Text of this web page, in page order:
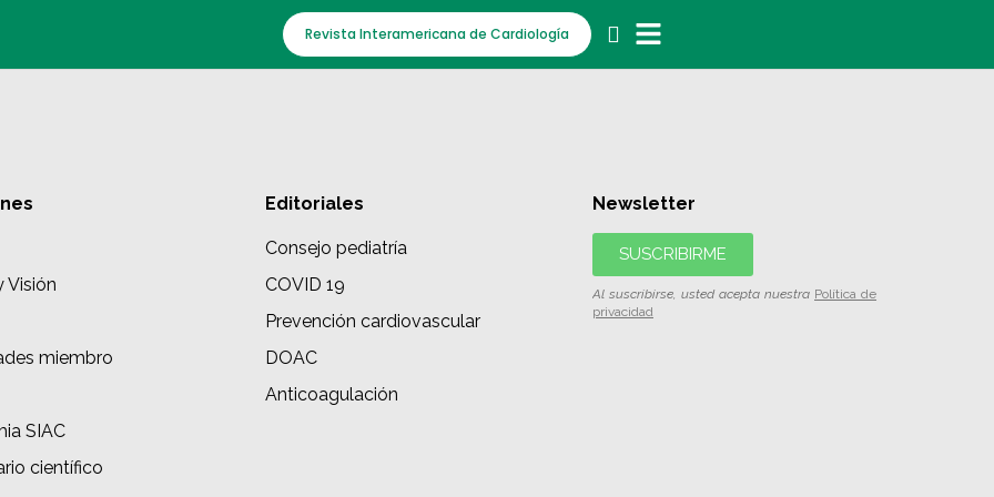
Revista Interamericana de Cardiología
Visión
miembro
SIAC
científico
Editoriales
Consejo pediatría
COVID 19
Prevención cardiovascular
DOAC
Anticoagulación
Newsletter
SUSCRIBIRME
Al suscribirse, usted acepta nuestra Política de
privacidad